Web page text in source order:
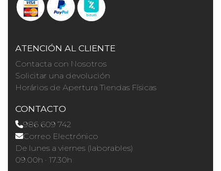
ATENCIÓN AL CLIENTE
Contacta con Nosotros
Solicitar una devolución
Horários de Apertura Tiendas Físicas
CONTACTO
986 609 742
Correo Electrónico
De lunes a viernes (laborables)
09.00h · 17.30h